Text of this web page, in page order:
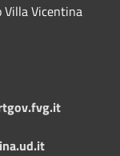
Vicentina